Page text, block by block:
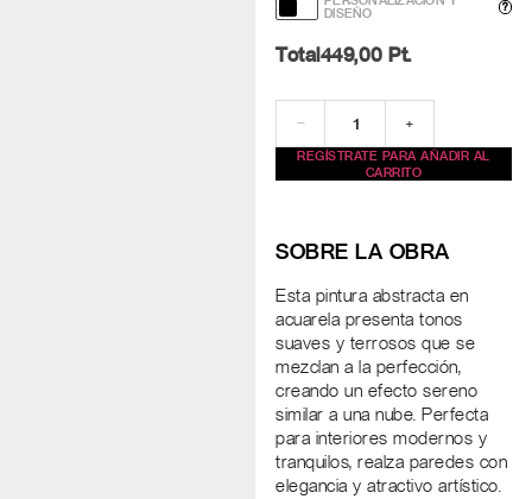
DISEÑO
?
Total449,00 Pt.
− +
REGÍSTRATE PARA AÑADIR AL
CARRITO
SOBRE LA OBRA
Esta pintura abstracta en
acuarela presenta tonos
suaves y terrosos que se
mezclan a la perfección,
creando un efecto sereno
similar a una nube. Perfecta
para interiores modernos y
tranquilos, realza paredes con
elegancia y atractivo artístico.